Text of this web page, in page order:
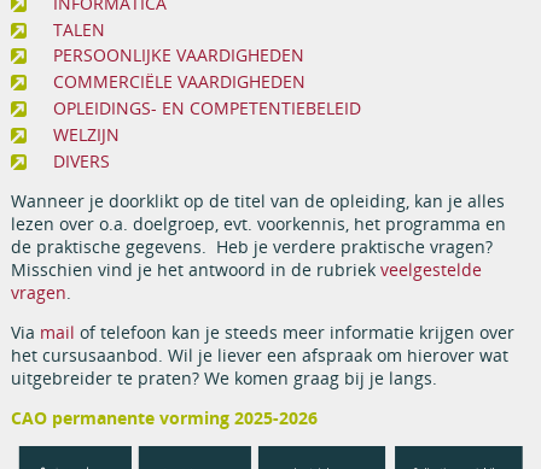
TALEN
PERSOONLIJKE VAARDIGHEDEN
COMMERCIËLE VAARDIGHEDEN
OPLEIDINGS- EN COMPETENTIEBELEID
WELZIJN
DIVERS
Wanneer je doorklikt op de titel van de opleiding, kan je alles
lezen over o.a. doelgroep, evt. voorkennis, het programma en
de praktische gegevens. Heb je verdere praktische vragen?
Misschien vind je het antwoord in de rubriek veelgestelde
vragen
Via mail of telefoon kan je steeds meer informatie krijgen over
het cursusaanbod. Wil je liever een afspraak om hierover wat
uitgebreider te praten? We komen graag bij je langs.
CAO permanente vorming 2025-2026